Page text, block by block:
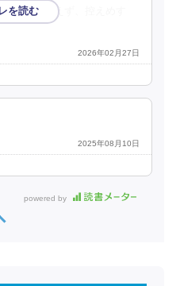
。 とりあえず、控えめす
2026年02月27日
2025年08月10日
powered by